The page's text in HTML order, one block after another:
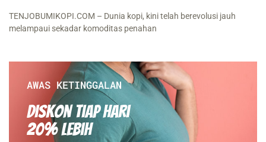
TENJOBUMIKOPI.COM – Dunia kopi, kini telah berevolusi jauh
melampaui sekadar komoditas penahan
AWAS KETINGGALAN
Diskon Tiap hari
20% Lebih